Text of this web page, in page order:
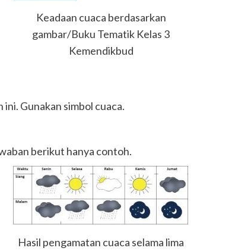
Keadaan cuaca berdasarkan
gambar/Buku Tematik Kelas 3
Kemendikbud
Gunakan simbol cuaca.
berikut hanya contoh.
Hasil pengamatan cuaca selama lima